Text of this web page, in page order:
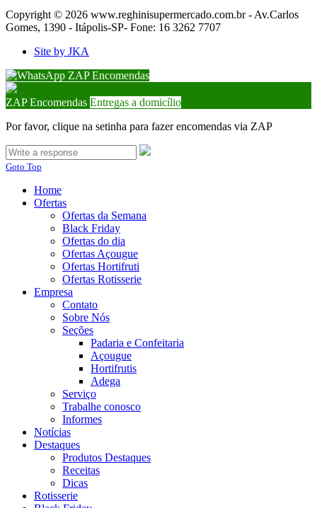
Copyright © 2026 www.reghinisupermercado.com.br - Av.Carlos
Gomes, 1390 - Itápolis-SP- Fone: 16 3262 7707
Site by JKA
ZAP Encomendas
ZAP Encomendas Entregas a domicílio
Por favor, clique na setinha para fazer encomendas via ZAP
Goto Top
Home
Ofertas
Ofertas da Semana
Black Friday
Ofertas do dia
Ofertas Açougue
Ofertas Hortifruti
Ofertas Rotisserie
Empresa
Contato
Sobre Nós
Seções
Padaria e Confeitaria
Açougue
Hortifrutis
Adega
Serviço
Trabalhe conosco
Informes
Notícias
Destaques
Produtos Destaques
Receitas
Dicas
Rotisserie